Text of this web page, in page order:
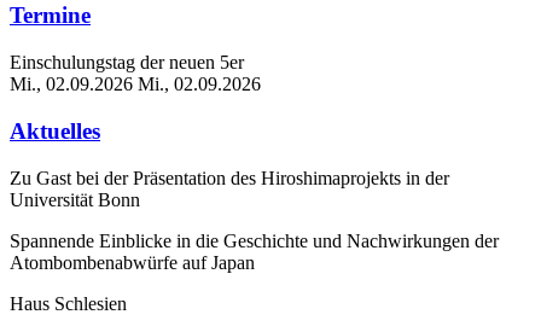
Termine
Einschulungstag der neuen 5er
Mi., 02.09.2026 Mi., 02.09.2026
Aktuelles
Zu Gast bei der Präsentation des Hiroshimaprojekts in der
Universität Bonn
Spannende Einblicke in die Geschichte und Nachwirkungen der
Atombombenabwürfe auf Japan
Haus Schlesien